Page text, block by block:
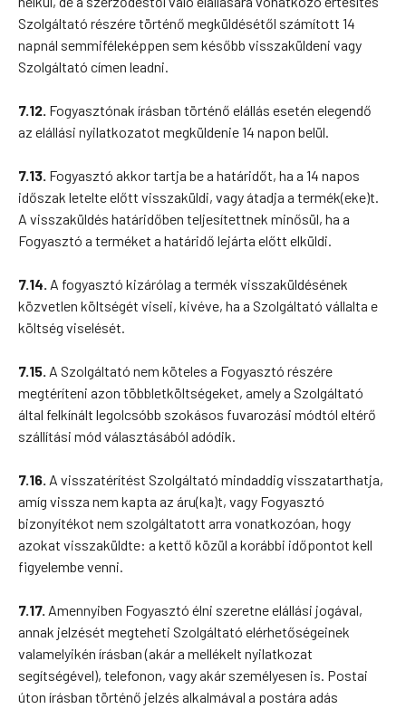
Szolgáltató részére történő megküldésétől számított 14
napnál semmiféleképpen sem később visszaküldeni vagy
Szolgáltató címen leadni.
7.12. Fogyasztónak írásban történő elállás esetén elegendő
az elállási nyilatkozatot megküldenie 14 napon belül.
7.13. Fogyasztó akkor tartja be a határidőt, ha a 14 napos
időszak letelte előtt visszaküldi, vagy átadja a termék(eke)t.
A visszaküldés határidőben teljesítettnek minősül, ha a
Fogyasztó a terméket a határidő lejárta előtt elküldi.
7.14. A fogyasztó kizárólag a termék visszaküldésének
közvetlen költségét viseli, kivéve, ha a Szolgáltató vállalta e
költség viselését.
7.15. A Szolgáltató nem köteles a Fogyasztó részére
megtéríteni azon többletköltségeket, amely a Szolgáltató
által felkínált legolcsóbb szokásos fuvarozási módtól eltérő
szállítási mód választásából adódik.
7.16. A visszatérítést Szolgáltató mindaddig visszatarthatja,
amíg vissza nem kapta az áru(ka)t, vagy Fogyasztó
bizonyítékot nem szolgáltatott arra vonatkozóan, hogy
azokat visszaküldte: a kettő közül a korábbi időpontot kell
figyelembe venni.
7.17. Amennyiben Fogyasztó élni szeretne elállási jogával,
annak jelzését megteheti Szolgáltató elérhetőségeinek
valamelyikén írásban (akár a mellékelt nyilatkozat
segítségével), telefonon, vagy akár személyesen is. Postai
úton írásban történő jelzés alkalmával a postára adás